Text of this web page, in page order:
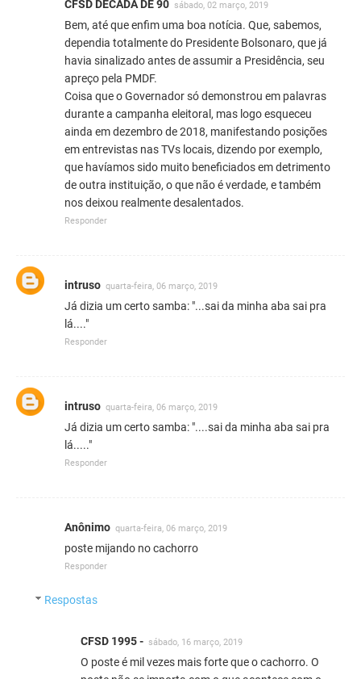
CFSD DÉCADA DE 90 sábado, 02 março, 2019
Bem, até que enfim uma boa notícia. Que, sabemos,
dependia totalmente do Presidente Bolsonaro, que já
havia sinalizado antes de assumir a Presidência, seu
apreço pela PMDF.
Coisa que o Governador só demonstrou em palavras
durante a campanha eleitoral, mas logo esqueceu
ainda em dezembro de 2018, manifestando posições
em entrevistas nas TVs locais, dizendo por exemplo,
que havíamos sido muito beneficiados em detrimento
de outra instituição, o que não é verdade, e também
nos deixou realmente desalentados.
Responder
intruso quarta-feira, 06 março, 2019
Já dizia um certo samba: "...sai da minha aba sai pra
lá...."
Responder
intruso quarta-feira, 06 março, 2019
Já dizia um certo samba: "....sai da minha aba sai pra
lá....."
Responder
Anônimo quarta-feira, 06 março, 2019
poste mijando no cachorro
Responder
Respostas
CFSD 1995 - sábado, 16 março, 2019
O poste é mil vezes mais forte que o cachorro. O